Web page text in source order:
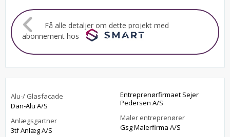
Få alle detaljer om dette projekt med
abonnement hos
Alu-/ Glasfacade
Dan-Alu A/S
Anlægsgartner
3tf Anlæg A/S
Entreprenørfirmaet Sejer
Pedersen A/S
Maler entreprenører
Gsg Malerfirma A/S